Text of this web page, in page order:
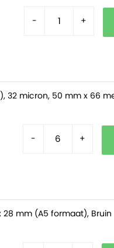
- +
32 micron, 50 mm x 66
- +
28 mm (A5 formaat), Bruin